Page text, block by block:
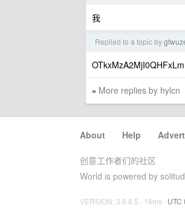
我
Replied to a topic by
» More replies by hylcn
About · Help ·
创意工作者们的社区
World is powered by
VERSION: 3.9.8.5 · 18ms · UTC